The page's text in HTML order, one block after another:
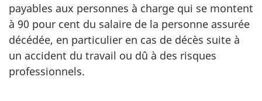
payables aux personnes à charge qui se montent
à 90 pour cent du salaire de la personne assurée
décédée, en particulier en cas de décès suite à
un accident du travail ou dû à des risques
professionnels.